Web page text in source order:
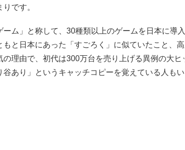
です。
ム」と称して、30種類以上のゲームを日本に導
もと日本にあった「すごろく」に似ていたこと、
理由で、初代は300万台を売り上げる異例の大
あり」というキャッチコピーを覚えている人も